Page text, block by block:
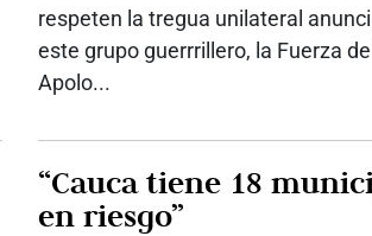
respeten la tregua unilateral
este grupo guerrrillero, la Fuerza
Apolo...
“Cauca tiene 18
en riesgo”